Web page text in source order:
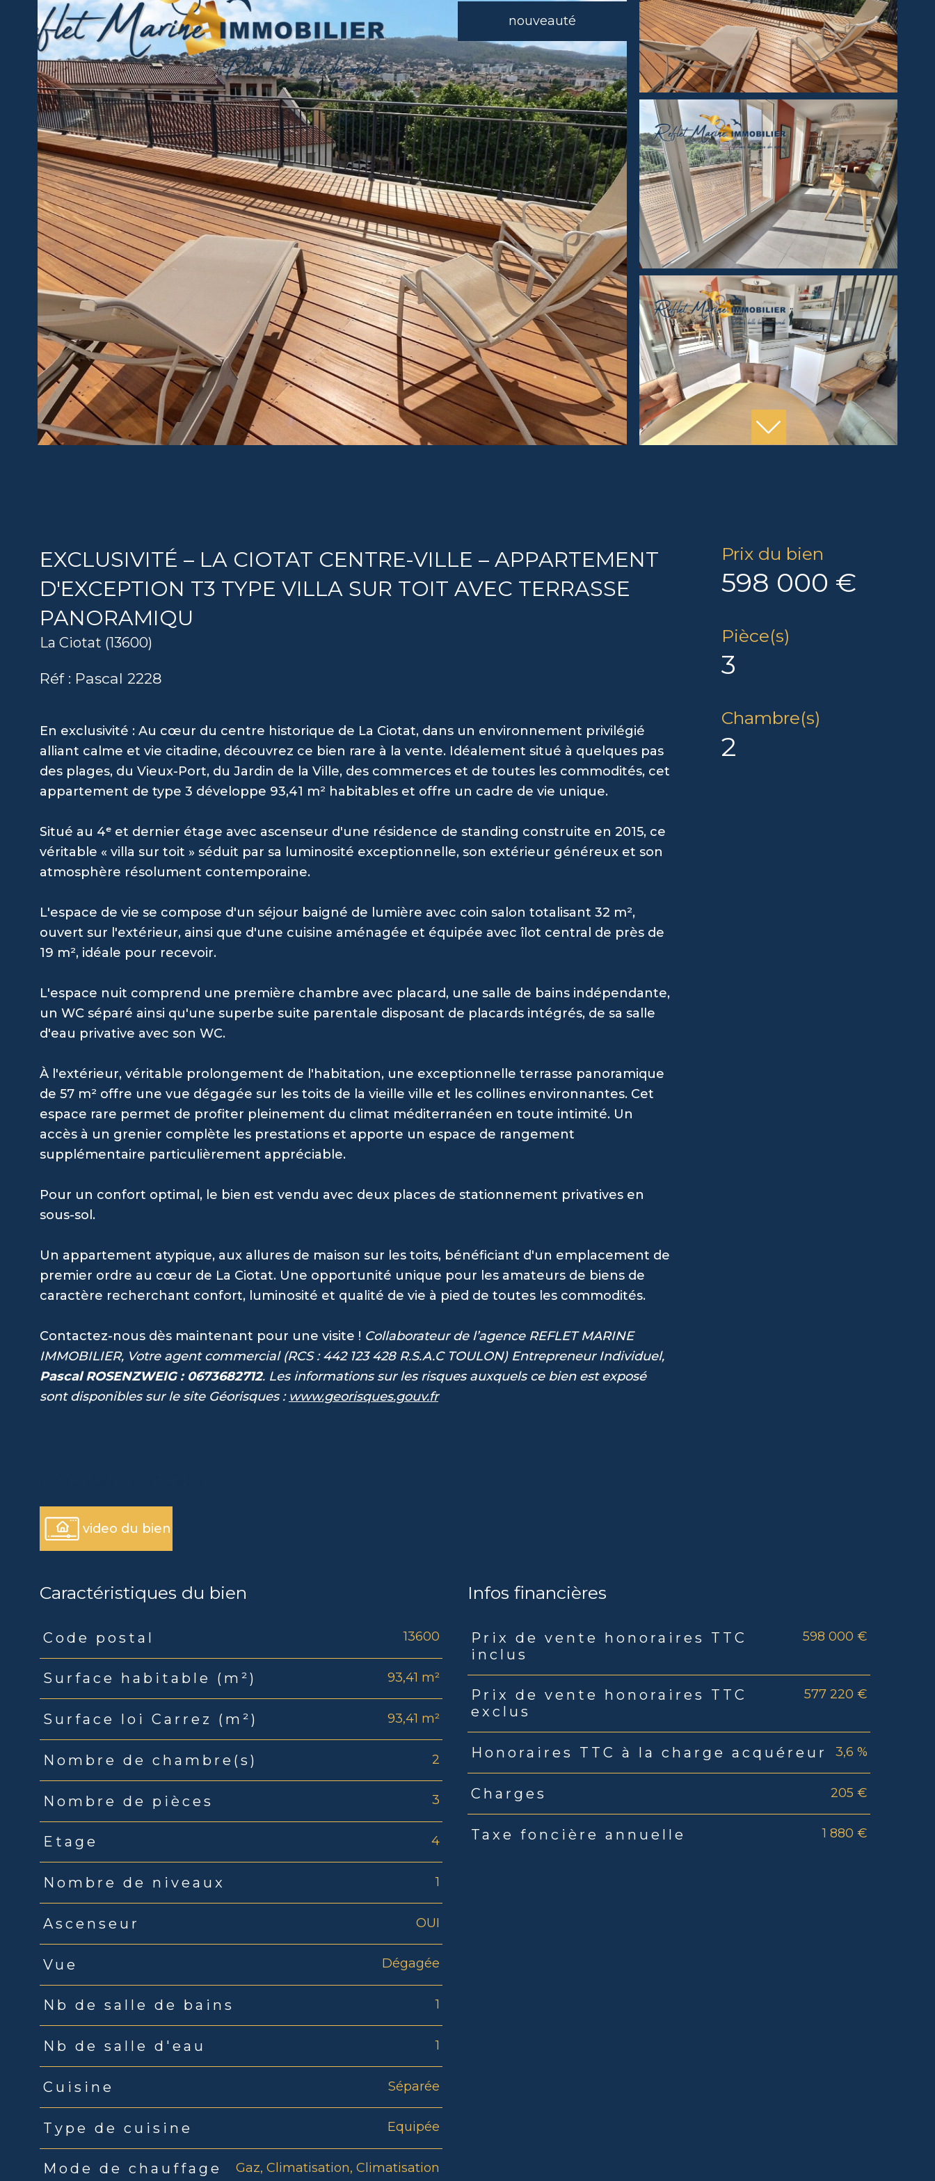
nouveauté
EXCLUSIVITÉ – LA CIOTAT CENTRE-VILLE – APPARTEMENT
D'EXCEPTION T3 TYPE VILLA SUR TOIT AVEC TERRASSE
PANORAMIQU
La Ciotat (13600)
Réf : Pascal 2228
En exclusivité : Au cœur du centre historique de La Ciotat, dans un environnement privilégié
alliant calme et vie citadine, découvrez ce bien rare à la vente. Idéalement situé à quelques pas
des plages, du Vieux-Port, du Jardin de la Ville, des commerces et de toutes les commodités, cet
appartement de type 3 développe 93,41 m² habitables et offre un cadre de vie unique.
Situé au 4ᵉ et dernier étage avec ascenseur d'une résidence de standing construite en 2015, ce
véritable « villa sur toit » séduit par sa luminosité exceptionnelle, son extérieur généreux et son
atmosphère résolument contemporaine.
L'espace de vie se compose d'un séjour baigné de lumière avec coin salon totalisant 32 m²,
ouvert sur l'extérieur, ainsi que d'une cuisine aménagée et équipée avec îlot central de près de
19 m², idéale pour recevoir.
L'espace nuit comprend une première chambre avec placard, une salle de bains indépendante,
un WC séparé ainsi qu'une superbe suite parentale disposant de placards intégrés, de sa salle
d'eau privative avec son WC.
À l'extérieur, véritable prolongement de l'habitation, une exceptionnelle terrasse panoramique
de 57 m² offre une vue dégagée sur les toits de la vieille ville et les collines environnantes. Cet
espace rare permet de profiter pleinement du climat méditerranéen en toute intimité. Un
accès à un grenier complète les prestations et apporte un espace de rangement
supplémentaire particulièrement appréciable.
Pour un confort optimal, le bien est vendu avec deux places de stationnement privatives en
sous-sol.
Un appartement atypique, aux allures de maison sur les toits, bénéficiant d'un emplacement de
premier ordre au cœur de La Ciotat. Une opportunité unique pour les amateurs de biens de
caractère recherchant confort, luminosité et qualité de vie à pied de toutes les commodités.
Contactez-nous dès maintenant pour une visite ! Collaborateur de l’agence REFLET MARINE
IMMOBILIER, Votre agent commercial (RCS : 442 123 428 R.S.A.C TOULON) Entrepreneur Individuel,
Pascal ROSENZWEIG : 0673682712. Les informations sur les risques auxquels ce bien est exposé
sont disponibles sur le site Géorisques : www.georisques.gouv.fr
video du bien
Prix du bien
598 000 €
Pièce(s)
3
Chambre(s)
2
Caractéristiques du bien
Caractéristiques
Code postal 13600
Surface habitable (m²) 93,41 m²
Surface loi Carrez (m²) 93,41 m²
Nombre de chambre(s) 2
Nombre de pièces 3
Etage 4
Nombre de niveaux 1
Ascenseur OUI
Vue Dégagée
Nb de salle de bains 1
Nb de salle d'eau 1
Cuisine Séparée
Type de cuisine Equipée
Mode de chauffage Gaz, Climatisation, Climatisation
Infos financières
Caractéristiques Valeurs
Prix de vente honoraires TTC
inclus
598 000 €
Prix de vente honoraires TTC
exclus
577 220 €
Honoraires TTC à la charge acquéreur 3,6 %
Charges 205 €
Taxe foncière annuelle 1 880 €